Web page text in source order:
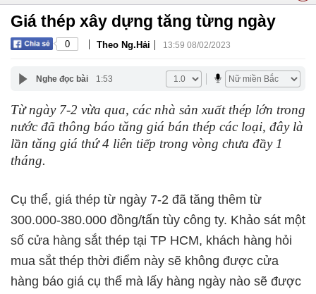
Giá thép xây dựng tăng từng ngày
0 | Theo Ng.Hải | 13:59 08/02/2023
Nghe đọc bài 1:53
Từ ngày 7-2 vừa qua, các nhà sản xuất thép lớn trong
nước đã thông báo tăng giá bán thép các loại, đây là
lần tăng giá thứ 4 liên tiếp trong vòng chưa đầy 1
tháng.
Cụ thể, giá thép từ ngày 7-2 đã tăng thêm từ
300.000-380.000 đồng/tấn tùy công ty. Khảo sát một
số cửa hàng sắt thép tại TP HCM, khách hàng hỏi
mua sắt thép thời điểm này sẽ không được cửa
hàng báo giá cụ thể mà lấy hàng ngày nào sẽ được